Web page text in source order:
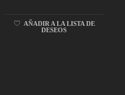
AÑADIR A LA LISTA DE
DESEOS